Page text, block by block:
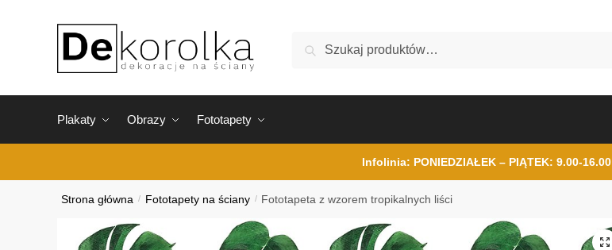
Szukaj
Plakaty Obrazy Fototapety
Infolinia: PONIEDZIAŁEK – PIĄTEK: 9.00-16.00
Strona główna / Fototapety na ściany / Fototapeta z wzorem tropikalnych liści